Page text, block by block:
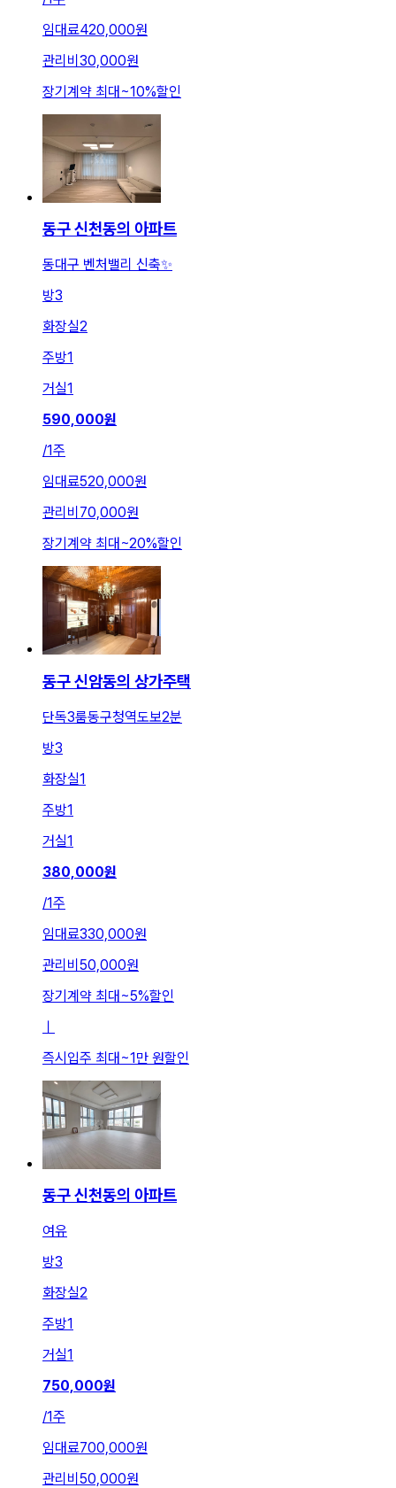
임대료420,000원
관리비 30,000원
장기계약 최대~10%할인
동구 신천동의 아파트
동대구 벤처밸리 신축✨
방3
화장실2
주방1
거실1
590,000원
/1주
임대료520,000원
관리비 70,000원
장기계약 최대~20%할인
동구 신암동의 상가주택
단독3룸동구청역도보2분
방3
화장실1
주방1
거실1
380,000원
/1주
임대료330,000원
관리비 50,000원
장기계약 최대~5%할인
ㅣ
즉시입주 최대~1만 원할인
동구 신천동의 아파트
여유
방3
화장실2
주방1
거실1
750,000원
/1주
임대료700,000원
관리비 50,000원